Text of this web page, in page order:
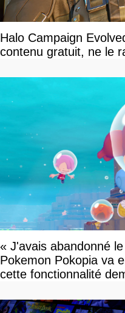
Halo Campaign
contenu gratuit, ne le
« J'avais abandonné
Pokemon Pokopia va
cette fonctionnalité